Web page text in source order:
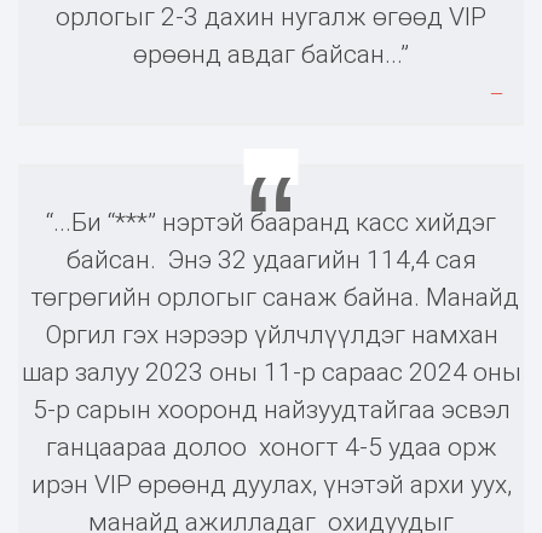
орлогыг 2-3 дахин нугалж өгөөд VIP
өрөөнд авдаг байсан...”
“...Би “***” нэртэй бааранд касс хийдэг
байсан. Энэ 32 удаагийн 114,4 сая
төгрөгийн орлогыг санаж байна. Манайд
Оргил гэх нэрээр үйлчлүүлдэг намхан
шар залуу 2023 оны 11-р сараас 2024 оны
5-р сарын хооронд найзуудтайгаа эсвэл
ганцаараа долоо хоногт 4-5 удаа орж
ирэн VIP өрөөнд дуулах, үнэтэй архи уух,
манайд ажилладаг охидуудыг